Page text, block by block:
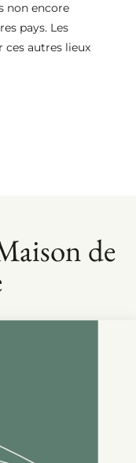
non encore
pays. Les
ces autres lieux
de